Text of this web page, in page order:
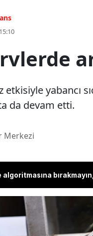
etkisiyle yabancı
da devam etti.
Merkezi
algoritmasına